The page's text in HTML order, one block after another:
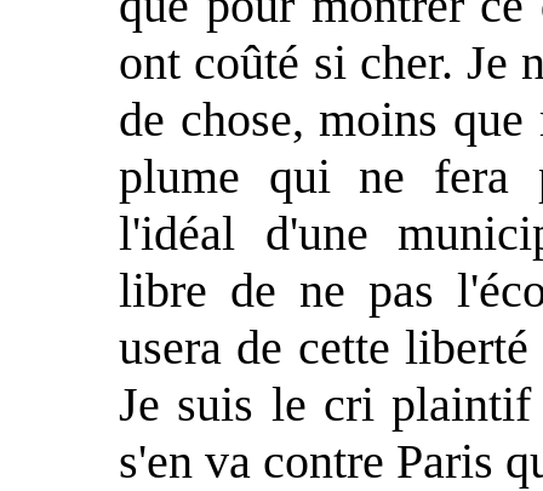
ont coûté si cher. Je
de chose, moins
plume qui ne fera
l'idéal d'une
libre de ne pas
usera de cette
Je suis le cri plaintif
s'en va contre Paris